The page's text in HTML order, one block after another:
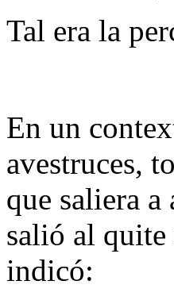
Tal era la
En un
avestruces,
que saliera
salió al quite
indicó: